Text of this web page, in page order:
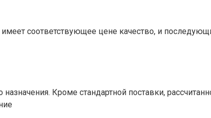
соответствующее цене качество, и
Кроме стандартной поставки,